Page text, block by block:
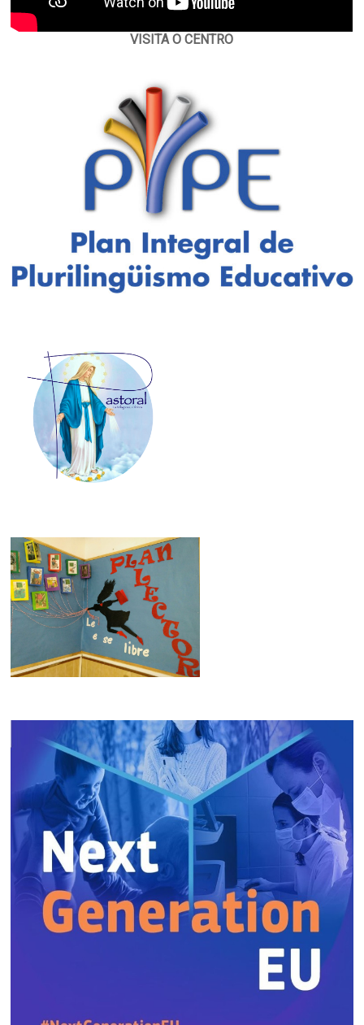
VISITA O CENTRO